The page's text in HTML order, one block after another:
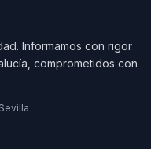
Informamos con rigor
comprometidos con